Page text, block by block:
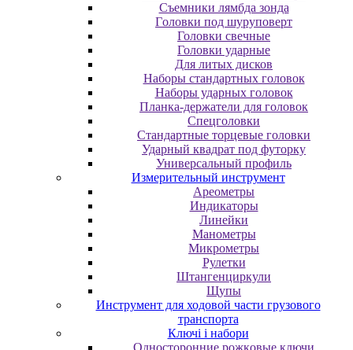
Cъeмники лямбдa зoндa
Гoлoвки пoд шуpупoвepт
Головки свечные
Головки ударные
Для литых дисков
Наборы стандартных головок
Наборы ударных головок
Планка-держатели для головок
Спецголовки
Стандартные торцевые головки
Ударный квадрат под футорку
Универсальный профиль
Измерительный инструмент
Ареометры
Индикаторы
Линейки
Манометры
Микрометры
Рулетки
Штангенциркули
Щупы
Инструмент для ходовой части грузового
транспорта
Ключі і набори
Oднocтopoнниe poжкoвыe ключи